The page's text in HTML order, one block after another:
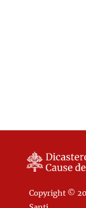
Copyright ©